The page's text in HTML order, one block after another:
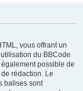
vous offrant un
du BBCode
possible de
rédaction. Le
balises sont